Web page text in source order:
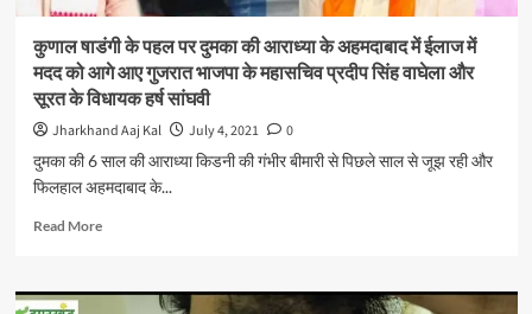
धार्मिक
स्थल
खोलने
की
अनुमति
दे
डॉ
अजय
कुणाल षाडंगी के पहल पर दुमका की आराध्या के अहमदाबाद में ईलाज में
मदद को आगे आए गुजरात भाजपा के महासचिव प्रदीप सिंह वाघेला और
सूरत के विधायक हर्ष सांघवी
Jharkhand Aaj Kal July 4, 2021
0
दुमका की 6 साल की आराध्या किडनी की गंभीर बीमारी से पिछले साल से जूझ रही और
फिलहाल अहमदाबाद के...
Read MoreRead
कुणाल